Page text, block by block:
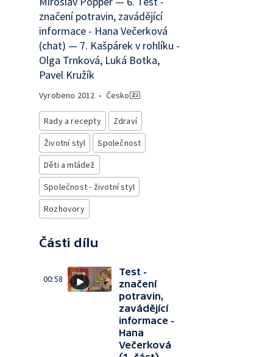
značení potravin, zavádějící
informace - Hana Večerková
(chat) — 7. Kašpárek v rohlíku -
Olga Trnková, Luká Botka,
Pavel Kružík
Vyrobeno 2012 • Česko
Rady a recepty
Zdraví
Životní styl
Společnost
Děti a mládež
Společnost - životní styl
Rozhovory
Části dílu
00:58
Test -
značení
potravin,
zavádějící
informace -
Hana
Večerková